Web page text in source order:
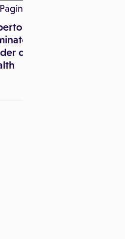
Paginemediche
Ascione
Best Industry
del settore Digital